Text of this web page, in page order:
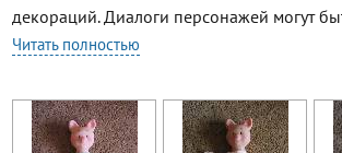
декораций. Диалоги персонажей могут
Читать полностью